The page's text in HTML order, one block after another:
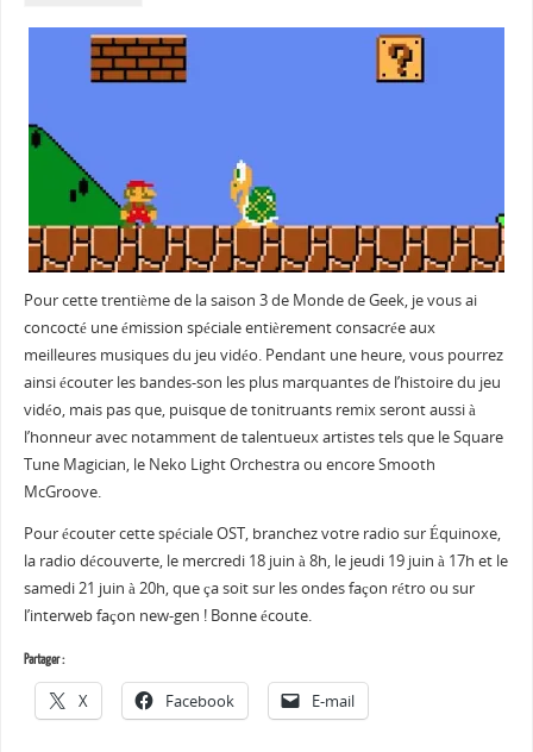
Pour cette trentième de la saison 3 de Monde de Geek, je vous ai
concocté une émission spéciale entièrement consacrée aux
meilleures musiques du jeu vidéo. Pendant une heure, vous pourrez
ainsi écouter les bandes-son les plus marquantes de l’histoire du jeu
vidéo, mais pas que, puisque de tonitruants remix seront aussi à
l’honneur avec notamment de talentueux artistes tels que le Square
Tune Magician, le Neko Light Orchestra ou encore Smooth
McGroove.
Pour écouter cette spéciale OST, branchez votre radio sur Équinoxe,
la radio découverte, le mercredi 18 juin à 8h, le jeudi 19 juin à 17h et le
samedi 21 juin à 20h, que ça soit sur les ondes façon rétro ou sur
l’interweb façon new-gen ! Bonne écoute.
Partager :
X Facebook E-mail